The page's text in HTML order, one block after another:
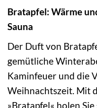
Bratapfel: Wärme
Sauna
Der Duft von
gemütliche
Kaminfeuer und die
Weihnachtszeit. Mit
»Bratapfel« holen